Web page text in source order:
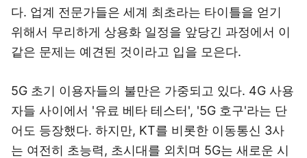
다. 업계 전문가들은 세계 최초라는 타이틀을 얻기
위해서 무리하게 상용화 일정을 앞당긴 과정에서 이
같은 문제는 예견된 것이라고 입을 모은다.
5G 초기 이용자들의 불만은 가중되고 있다. 4G 사용
자들 사이에서 '유료 베타 테스터', '5G 호구'라는 단
어도 등장했다. 하지만, KT를 비롯한 이동통신 3사
는 여전히 초능력, 초시대를 외치며 5G는 새로운 시